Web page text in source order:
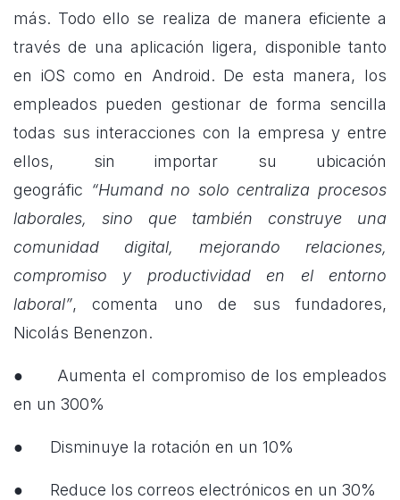
más. Todo ello se realiza de manera eficiente a
través de una aplicación ligera, disponible tanto
en iOS como en Android. De esta manera, los
empleados pueden gestionar de forma sencilla
todas sus interacciones con la empresa y entre
ellos, sin importar su ubicación
geográfic “Humand no solo centraliza procesos
laborales, sino que también construye una
comunidad digital, mejorando relaciones,
compromiso y productividad en el entorno
laboral”, comenta uno de sus fundadores,
Nicolás Benenzon.
● Aumenta el compromiso de los empleados
en un 300%
● Disminuye la rotación en un 10%
● Reduce los correos electrónicos en un 30%